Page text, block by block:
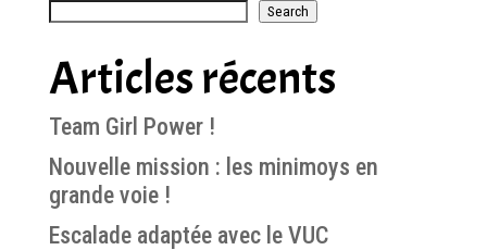
Search
Articles récents
Team Girl Power !
Nouvelle mission : les minimoys en
grande voie !
Escalade adaptée avec le VUC